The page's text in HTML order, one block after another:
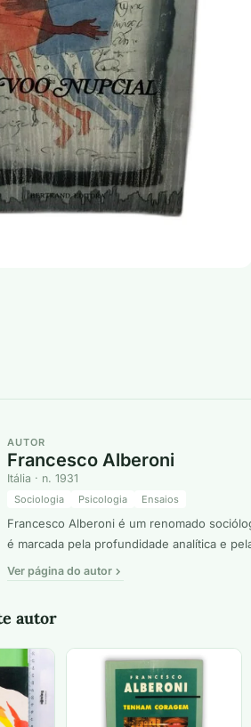
AUTOR
Francesco Alberoni
Itália · n. 1931
Sociologia Psicologia Ensaios
Francesco Alberoni é um renomado
é marcada pela profundidade analítica e
Ver página do autor
autor